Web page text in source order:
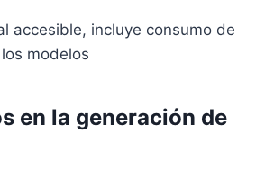
accesible, incluye consumo de
modelos
en la generación de